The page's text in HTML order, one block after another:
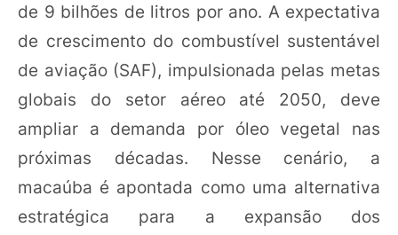
de 9 bilhões de litros por ano. A expectativa
de crescimento do combustível sustentável
de aviação (SAF), impulsionada pelas metas
globais do setor aéreo até 2050, deve
ampliar a demanda por óleo vegetal nas
próximas décadas. Nesse cenário, a
macaúba é apontada como uma alternativa
estratégica para a expansão dos